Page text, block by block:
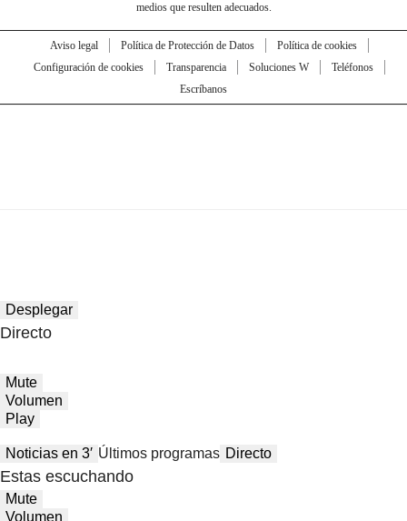
medios que resulten adecuados.
Aviso legal Política de Protección de Datos
Política de cookies
Configuración de cookies
Transparencia Soluciones W
Teléfonos
Escríbanos
Desplegar
Directo
Mute
Volumen
Play
Noticias en 3′ Últimos programas Directo
Estas escuchando
Mute
Volumen